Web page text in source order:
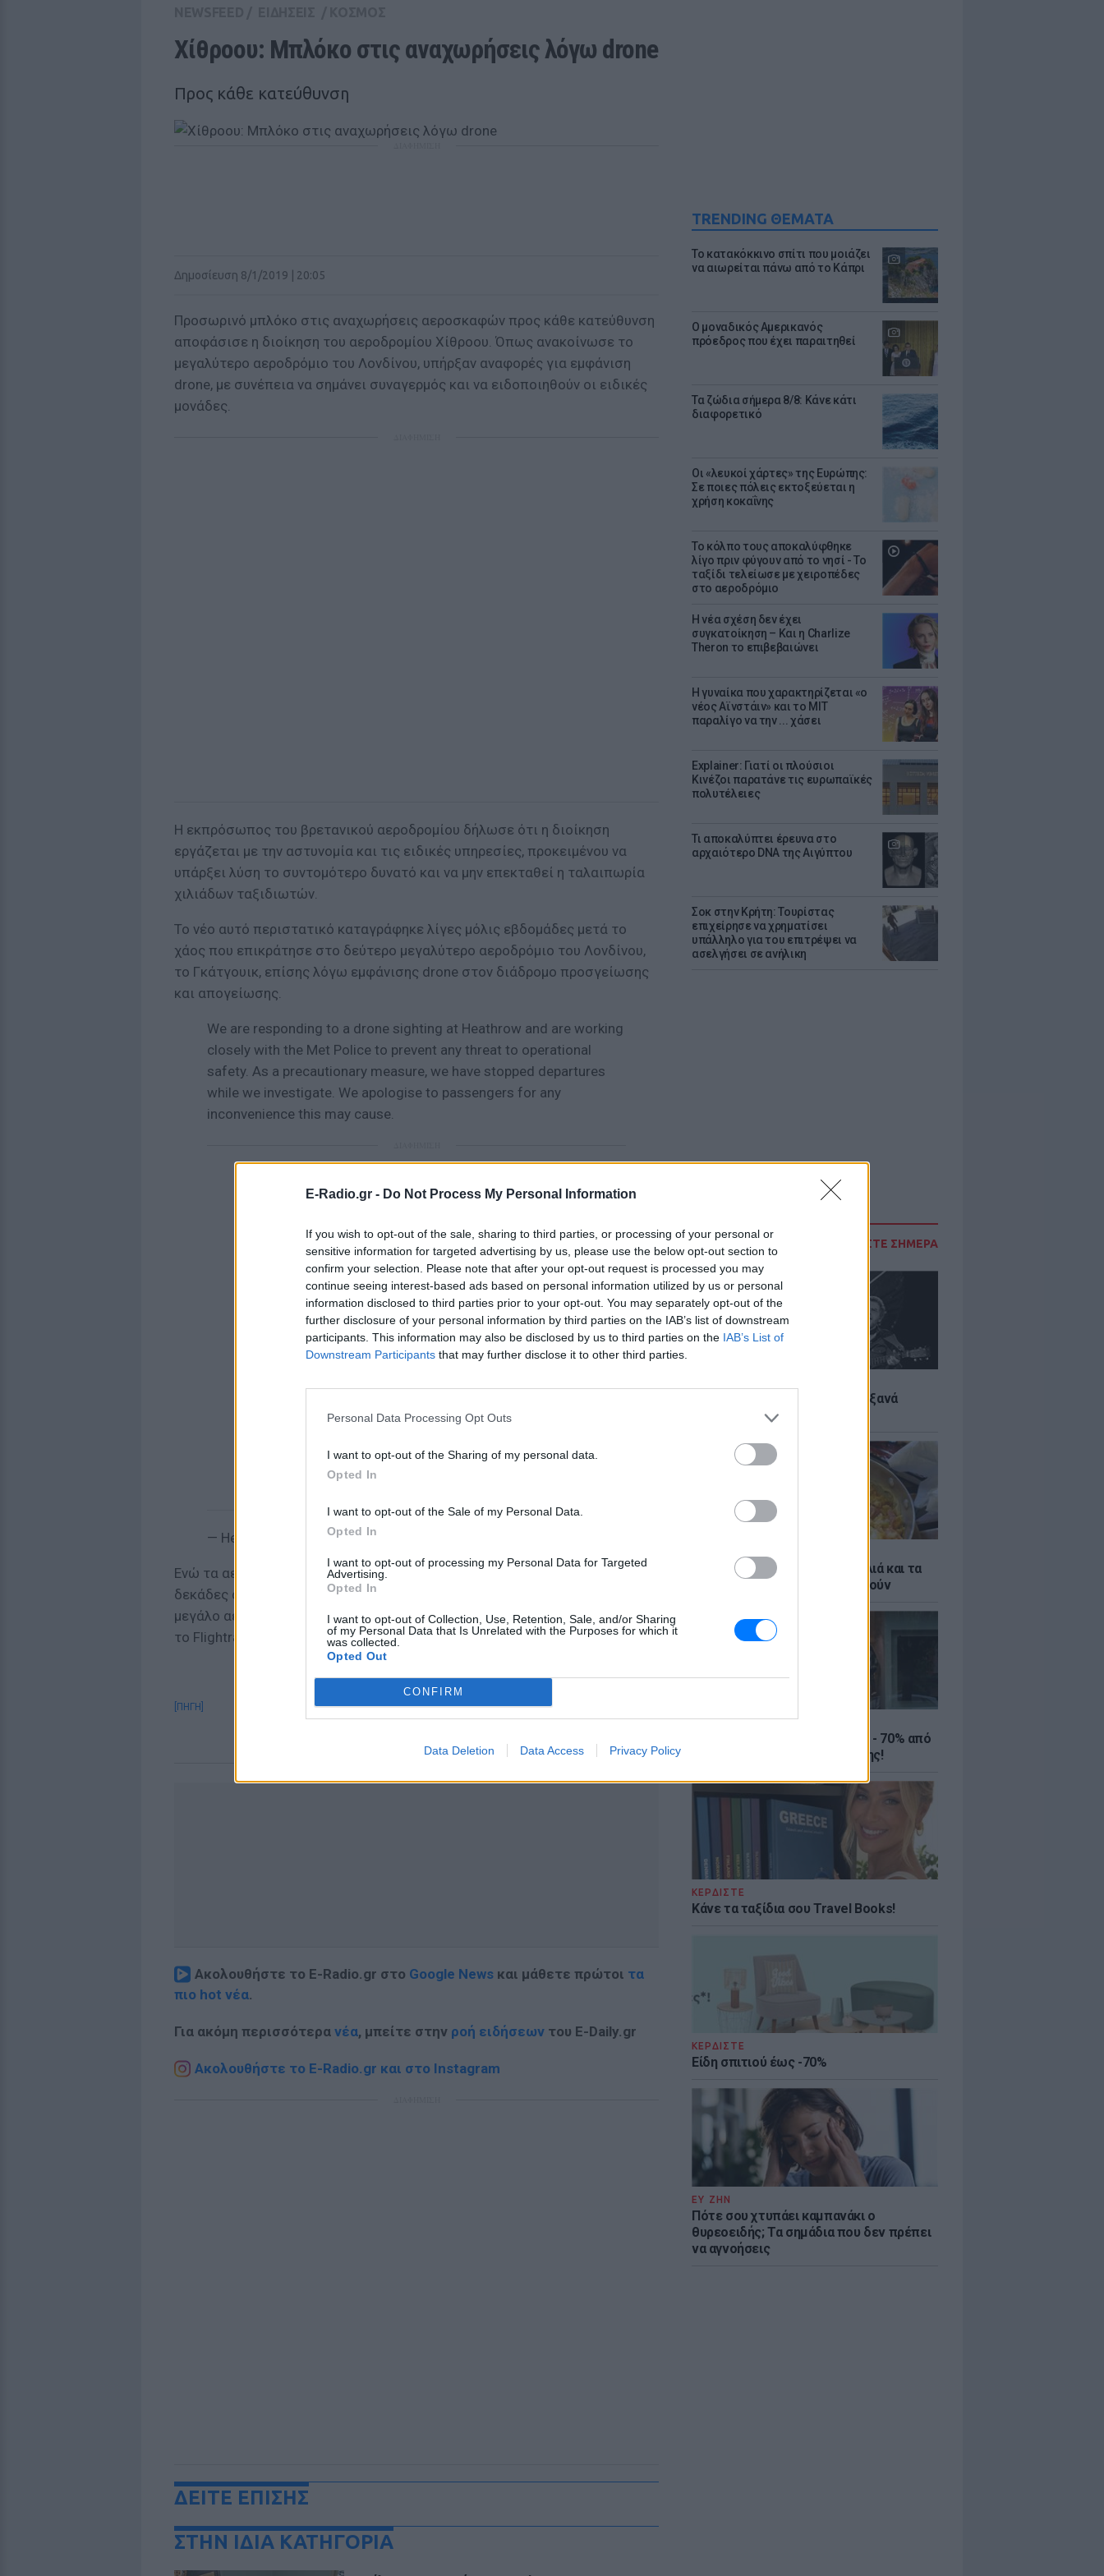
E-Radio.gr - Do Not Process My Personal Information
If you wish to opt-out of the sale, sharing to third parties, or processing of your personal or
sensitive information for targeted advertising by us, please use the below opt-out section to
confirm your selection. Please note that after your opt-out request is processed you may
continue seeing interest-based ads based on personal information utilized by us or personal
information disclosed to third parties prior to your opt-out. You may separately opt-out of the
further disclosure of your personal information by third parties on the IAB’s list of downstream
participants. This information may also be disclosed by us to third parties on the IAB’s List of
Downstream Participants that may further disclose it to other third parties.
Personal Data Processing Opt Outs
I want to opt-out of the Sharing of my personal data.
Opted In
I want to opt-out of the Sale of my Personal Data.
Opted In
I want to opt-out of processing my Personal Data for Targeted
Advertising.
Opted In
I want to opt-out of Collection, Use, Retention, Sale, and/or Sharing
of my Personal Data that Is Unrelated with the Purposes for which it
was collected.
Opted Out
CONFIRM
Data Deletion Data Access Privacy Policy
TRENDING ΘΕΜΑΤΑ
Το κατακόκκινο σπίτι που μοιάζει
να αιωρείται πάνω από το Κάπρι
Ο μοναδικός Αμερικανός
πρόεδρος που έχει παραιτηθεί
Τα ζώδια σήμερα 8/8: Κάνε κάτι
διαφορετικό
Οι «λευκοί χάρτες» της Ευρώπης:
Σε ποιες πόλεις εκτοξεύεται η
χρήση κοκαΐνης
Το κόλπο τους αποκαλύφθηκε
λίγο πριν φύγουν από το νησί - Το
ταξίδι τελείωσε με χειροπέδες
στο αεροδρόμιο
Η νέα σχέση δεν έχει
συγκατοίκηση – Και η Charlize
Theron το επιβεβαιώνει
Η γυναίκα που χαρακτηρίζεται «ο
νέος Αϊνστάιν» και το MIT
παραλίγο να την ... χάσει
Explainer: Γιατί οι πλούσιοι
Κινέζοι παρατάνε τις ευρωπαϊκές
πολυτέλειες
Τι αποκαλύπτει έρευνα στο
αρχαιότερο DNA της Αιγύπτου
Σοκ στην Κρήτη: Τουρίστας
επιχείρησε να χρηματίσει
υπάλληλο για του επιτρέψει να
ασελγήσει σε ανήλικη
ΔΙΑΒΑΣΤΕ ΣΗΜΕΡΑ
5 one-hit wonders που έγιναν ξανά
διάσημοι από… ατύχημα
Ελληνικό γιαούρτι: Μία κουταλιά και τα
scrambled eggs θα απογειωθούν
ΚΕΡΔΙΣΤΕ
Καλοκαιρινές εκπτώσεις έως - 70% από
τα μεγαλύτερα eshops ένδυσης!
ΚΕΡΔΙΣΤΕ
Κάνε τα ταξίδια σου Travel Books!
ΚΕΡΔΙΣΤΕ
Είδη σπιτιού έως -70%
ΕΥ ΖΗΝ
Πότε σου χτυπάει καμπανάκι ο
θυρεοειδής; Τα σημάδια που δεν πρέπει
να αγνοήσεις
Χίθροου: Μπλόκο στις αναχωρήσεις λόγω drone
Προς κάθε κατεύθυνση
Δημοσίευση 8/1/2019 | 20:05
Προσωρινό μπλόκο στις αναχωρήσεις αεροσκαφών προς κάθε κατεύθυνση
αποφάσισε η διοίκηση του αεροδρομίου Χίθροου. Όπως ανακοίνωσε το
μεγαλύτερο αεροδρόμιο του Λονδίνου, υπήρξαν αναφορές για εμφάνιση
drone, με συνέπεια να σημάνει συναγερμός και να ειδοποιηθούν οι ειδικές
μονάδες.
Η εκπρόσωπος του βρετανικού αεροδρομίου δήλωσε ότι η διοίκηση
εργάζεται με την αστυνομία και τις ειδικές υπηρεσίες, προκειμένου να
υπάρξει λύση το συντομότερο δυνατό και να μην επεκταθεί η ταλαιπωρία
χιλιάδων ταξιδιωτών.
Το νέο αυτό περιστατικό καταγράφηκε λίγες μόλις εβδομάδες μετά το
χάος που επικράτησε στο δεύτερο μεγαλύτερο αεροδρόμιο του Λονδίνου,
το Γκάτγουικ, επίσης λόγω εμφάνισης drone στον διάδρομο προσγείωσης
και απογείωσης.
We are responding to a drone sighting at Heathrow and are working
closely with the Met Police to prevent any threat to operational
safety. As a precautionary measure, we have stopped departures
while we investigate. We apologise to passengers for any
inconvenience this may cause.
— Heathrow Airport (@HeathrowAirport)
Ενώ τα αεροσκάφη στο Χίθροου παραμένουν καθηλωμένα στο έδαφος,
δεκάδες άλλες πτήσεις έχουν υποχρεωθεί να κάνουν κύκλους πάνω από το
μεγάλο αεροδρόμιο του Λονδίνου, όπως φαίνεται και στο οπτικό από
το Flightradar24.com.
[ΠΗΓΗ]
Ακολουθήστε το E-Radio.gr στο Google News και μάθετε πρώτοι τα
πιο hot νέα.
Για ακόμη περισσότερα νέα, μπείτε στην ροή ειδήσεων του E-Daily.gr
Ακολουθήστε το E-Radio.gr και στο Instagram
ΔΕΙΤΕ ΕΠΙΣΗΣ
ΣΤΗΝ ΙΔΙΑ ΚΑΤΗΓΟΡΙΑ